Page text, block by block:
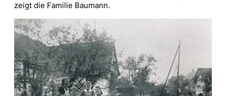
zeigt die Familie Baumann.